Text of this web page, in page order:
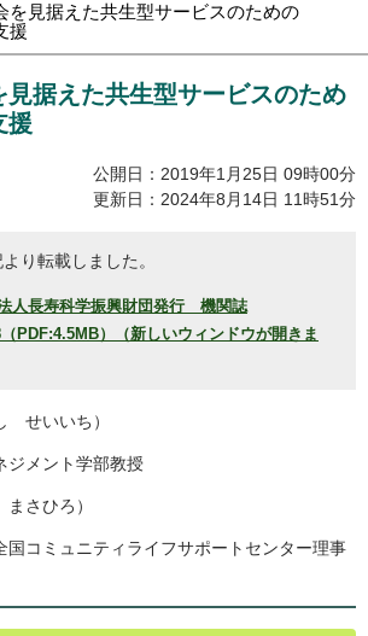
を見据えた共生型サービスのための
援
見据えた共生型サービスのため
援
公開日：2019年1月25日 09時00分
更新日：2024年8月14日 11時51分
り転載しました。
人長寿科学振興財団発行 機関誌
PDF:4.5MB）（新しいウィンドウが開きま
せいいち）
ジメント学部教授
さひろ）
国コミュニティライフサポートセンター理事